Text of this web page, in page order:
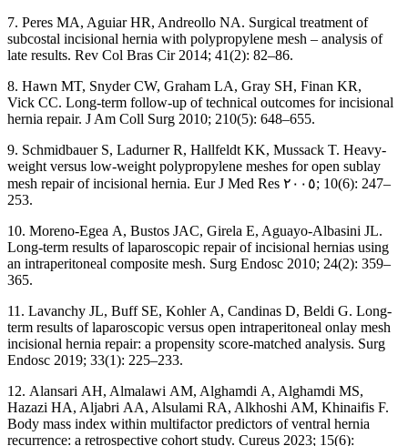
7. Peres MA, Aguiar HR, Andreollo NA. Surgical treatment of
subcostal incisional hernia with polypropylene mesh – analysis of
late results. Rev Col Bras Cir 2014; 41(2): 82–86.
8. Hawn MT, Snyder CW, Graham LA, Gray SH, Finan KR,
Vick CC. Long-term follow-up of technical outcomes for incisional
hernia repair. J Am Coll Surg 2010; 210(5): 648–655.
9. Schmidbauer S, Ladurner R, Hallfeldt KK, Mussack T. Heavy-
weight versus low-weight polypropylene meshes for open sublay
mesh repair of incisional hernia. Eur J
Med Res ٢٠٠٥; 10(6): 247–
253.
10. Moreno-Egea A, Bustos JAC, Girela E, Aguayo-Albasini JL.
Long-term results of laparoscopic repair of incisional hernias using
an intraperitoneal composite mesh. Surg Endosc 2010; 24(2): 359–
365.
11. Lavanchy JL, Buff SE, Kohler A, Candinas D, Beldi G. Long-
term results of laparoscopic versus open intraperitoneal onlay mesh
incisional hernia repair: a propensity score-matched analysis. Surg
Endosc 2019; 33(1): 225–233.
12. Alansari AH, Almalawi AM, Alghamdi A, Alghamdi MS,
Hazazi HA, Aljabri AA, Alsulami RA, Alkhoshi AM, Khinaifis F.
Body mass index within multifactor predictors of ventral hernia
recurrence: a retrospective cohort study. Cureus 2023; 15(6):